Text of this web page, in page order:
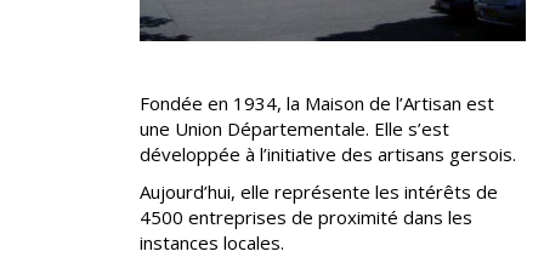
Fondée en 1934, la Maison de l’Artisan est
une Union Départementale. Elle s’est
développée à l’initiative des artisans gersois.
Aujourd’hui, elle représente les intérêts de
4500 entreprises de proximité dans les
instances locales.